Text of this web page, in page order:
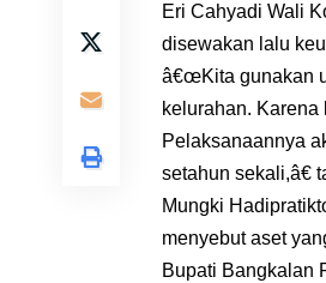
Eri Cahyadi Wali
disewakan lalu
â€œKita gunakan
kelurahan. Karena
Pelaksanaannya
setahun sekali,â€
Mungki
menyebut aset
Bupati Bangkalan